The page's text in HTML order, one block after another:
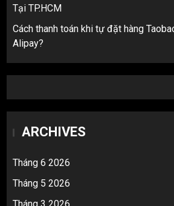
Tại TP.HCM
Cách thanh toán khi tự đặt hàng
Alipay?
ARCHIVES
Tháng 6 2026
Tháng 5 2026